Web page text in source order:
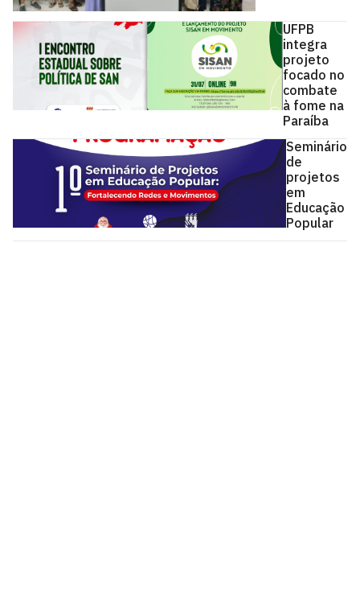
UFPB
integra
projeto
focado no
combate
à fome na
Paraíba
Seminário
de
projetos
em
Educação
Popular